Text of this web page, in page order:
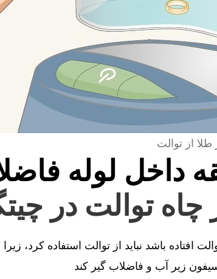
از توالت
داخل لوله
چاه توالت در
افتاده باشد نباید از توالت استفاده کرد،
زیر آب و فاضلاب گیر کند